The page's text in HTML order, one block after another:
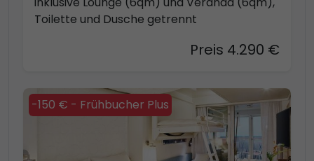
Toilette und Dusche getrennt
Preis 4.290 €
-150 € - Frühbucher Plus